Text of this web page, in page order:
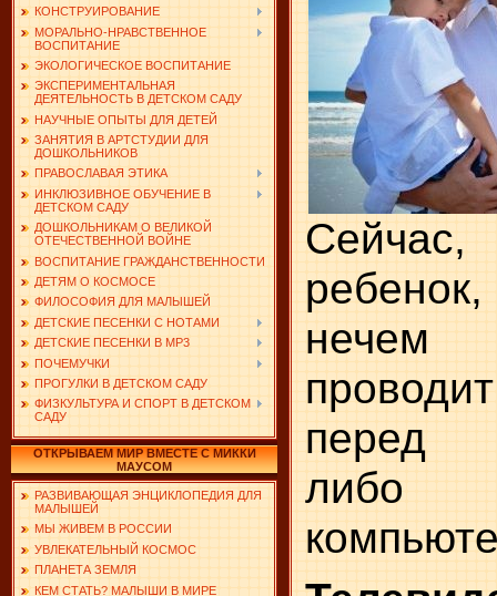
КОНСТРУИРОВАНИЕ
МОРАЛЬНО-НРАВСТВЕННОЕ
ВОСПИТАНИЕ
ЭКОЛОГИЧЕСКОЕ ВОСПИТАНИЕ
ЭКСПЕРИМЕНТАЛЬНАЯ
ДЕЯТЕЛЬНОСТЬ В ДЕТСКОМ САДУ
НАУЧНЫЕ ОПЫТЫ ДЛЯ ДЕТЕЙ
ЗАНЯТИЯ В АРТСТУДИИ ДЛЯ
ДОШКОЛЬНИКОВ
ПРАВОСЛАВАЯ ЭТИКА
ИНКЛЮЗИВНОЕ ОБУЧЕНИЕ В
ДЕТСКОМ САДУ
ДОШКОЛЬНИКАМ О ВЕЛИКОЙ
ОТЕЧЕСТВЕННОЙ ВОЙНЕ
ВОСПИТАНИЕ ГРАЖДАНСТВЕННОСТИ
ДЕТЯМ О КОСМОСЕ
ФИЛОСОФИЯ ДЛЯ МАЛЫШЕЙ
ДЕТСКИЕ ПЕСЕНКИ С НОТАМИ
ДЕТСКИЕ ПЕСЕНКИ В MP3
ПОЧЕМУЧКИ
ПРОГУЛКИ В ДЕТСКОМ САДУ
ФИЗКУЛЬТУРА И СПОРТ В ДЕТСКОМ
САДУ
ОТКРЫВАЕМ МИР ВМЕСТЕ С МИККИ
МАУСОМ
РАЗВИВАЮЩАЯ ЭНЦИКЛОПЕДИЯ ДЛЯ
МАЛЫШЕЙ
МЫ ЖИВЕМ В РОССИИ
УВЛЕКАТЕЛЬНЫЙ КОСМОС
ПЛАНЕТА ЗЕМЛЯ
КЕМ СТАТЬ? МАЛЫШИ В МИРЕ
перед